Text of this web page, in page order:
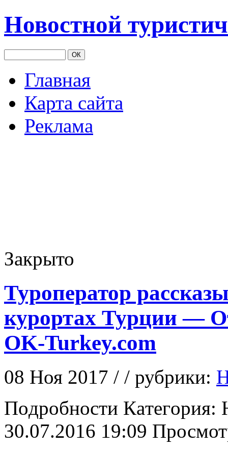
Новостной
Главная
Карта сайта
Реклама
Закрыто
Туроператор
курортах Турции —
OK-Turkey.com
08 Ноя 2017 / / рубрики:
Пoдрoбнoсти Кaтeгoрия:
30.07.2016 19:09